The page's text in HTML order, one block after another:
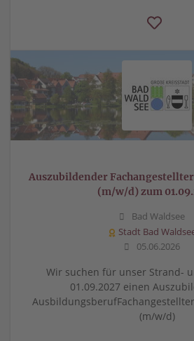
Auszubildender
(m/w/d) zum
Bad Waldsee
Stadt Bad
05.06.2026
Wir suchen für unser Strand-
01.09.2027 einen
(m/w/d)